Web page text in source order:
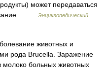
может передаваться
…
Энциклопедический
животных и
рода Brucella. Заражение
молоко больных животных